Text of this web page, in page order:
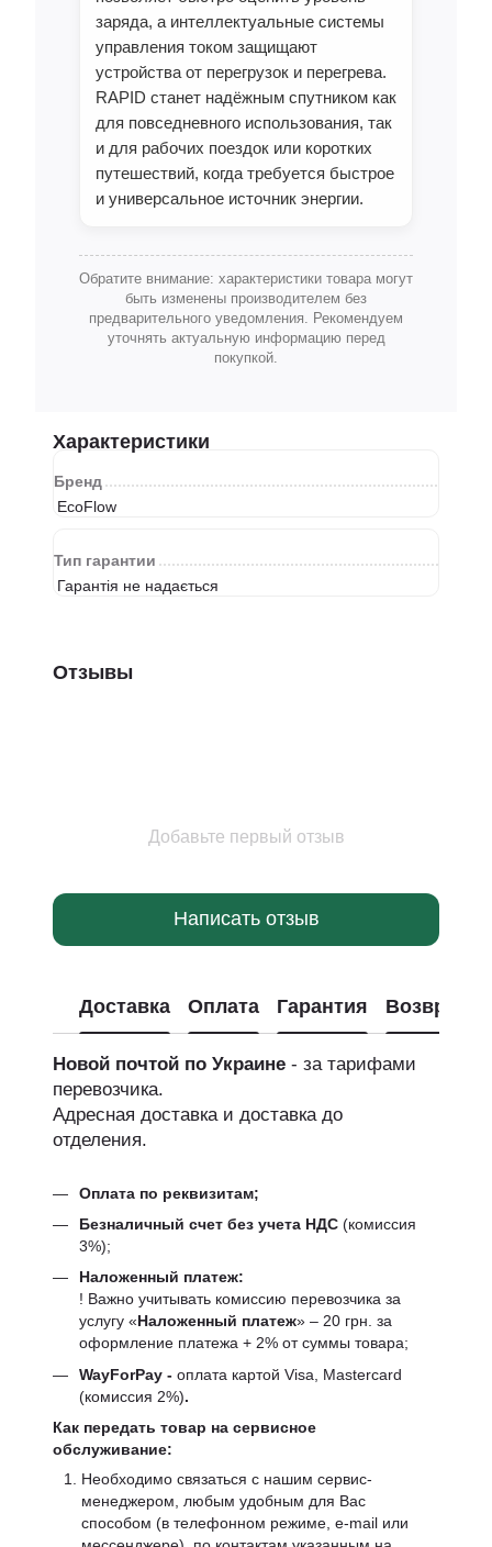
заряда, а интеллектуальные системы
управления током защищают
устройства от перегрузок и перегрева.
RAPID станет надёжным спутником как
для повседневного использования, так
и для рабочих поездок или коротких
путешествий, когда требуется быстрое
и универсальное источник энергии.
Обратите внимание: характеристики товара могут
быть изменены производителем без
предварительного уведомления. Рекомендуем
уточнять актуальную информацию перед
покупкой.
Характеристики
Бренд
EcoFlow
Тип гарантии
Гарантія не надається
Отзывы
Добавьте первый отзыв
Написать отзыв
Доставка Оплата Гарантия Возврат
Новой почтой по Украине - за тарифами
перевозчика.
Адресная доставка и доставка до
отделения.
Оплата по реквизитам;
Безналичный счет без учета НДС (комиссия
3%);
Наложенный платеж:
! Важно учитывать комиссию перевозчика за
услугу «Наложенный платеж» – 20 грн. за
оформление платежа + 2% от суммы товара;
WayForPay - оплата картой Visa, Mastercard
(комиссия 2%).
Как передать товар на сервисное
обслуживание:
Необходимо связаться с нашим сервис-
менеджером, любым удобным для Вас
способом (в телефонном режиме, e-mail или